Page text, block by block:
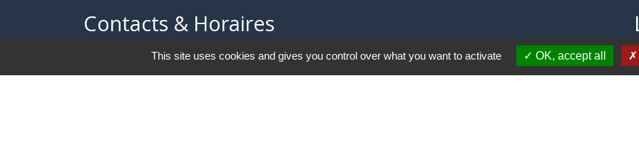
Contacts & Horaires
Commune d'Azé
37 Place Claude Guichard
This site uses cookies and gives you control over what you want to activate OK, accept all